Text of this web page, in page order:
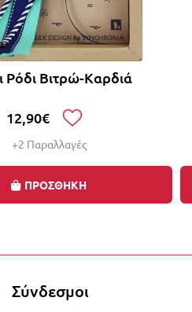
Ρόδι Βιτρώ-Καρδιά
12,90€
+2 Παραλλαγές
ΠΡΟΣΘΗΚΗ
Σύνδεσμοι